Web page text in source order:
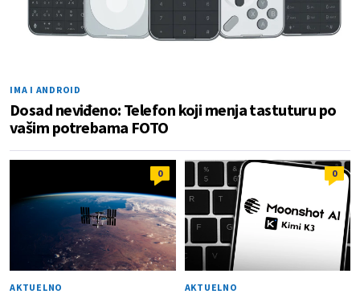
IMA I ANDROID
Dosad neviđeno: Telefon koji menja tastuturu po
vašim potrebama FOTO
0
AKTUELNO
0
AKTUELNO